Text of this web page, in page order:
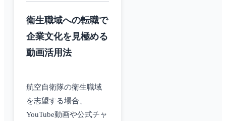
衛生職域への転職で
企業文化を見極める
動画活用法
航空自衛隊の衛生職域
を志望する場合、
YouTube動画や公式チャ